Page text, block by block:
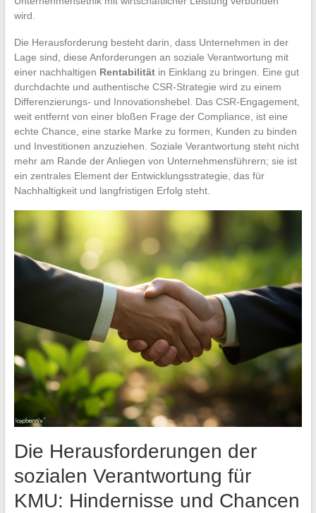
wird.
Die Herausforderung besteht darin, dass Unternehmen in der
Lage sind, diese Anforderungen an soziale Verantwortung mit
einer nachhaltigen Rentabilitätin Einklang zu bringen. Eine gut
durchdachte und authentische CSR-Strategie wird zu einem
Differenzierungs- und Innovationshebel. Das CSR-Engagement,
weit entfernt von einer bloßen Frage der Compliance, ist eine
echte Chance, eine starke Marke zu formen, Kunden zu binden
und Investitionen anzuziehen. Soziale Verantwortung steht nicht
mehr am Rande der Anliegen von Unternehmensführern; sie ist
ein zentrales Element der Entwicklungsstrategie, das für
Nachhaltigkeit und langfristigen Erfolg steht.
Die Herausforderungen der
sozialen Verantwortung für
KMU: Hindernisse und Chancen